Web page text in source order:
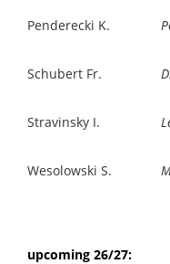
Penderecki K.
Schubert Fr.
Stravinsky I.
Wesolowski S.
upcoming 26/27: